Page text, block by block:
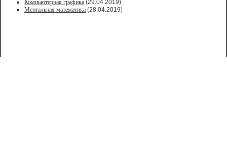
Компьютерная графика (29.04.2019)
Ментальная математика (28.04.2019)